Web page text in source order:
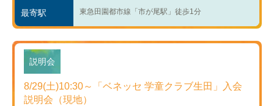
最寄駅 東急田園都市線「市が尾駅」徒歩1分
説明会
8/29(土)10:30～「ベネッセ 学童クラブ生田」入会
説明会（現地）